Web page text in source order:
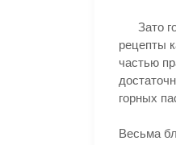
Зато
рецепты
частью
горных
Весьма